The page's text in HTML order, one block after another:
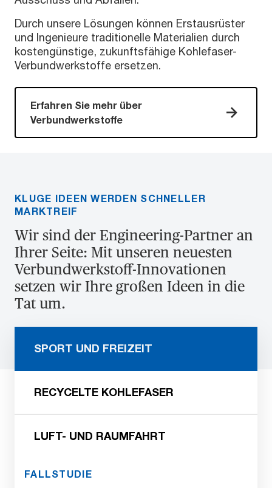
Durch unsere Lösungen können Erstausrüster
und Ingenieure traditionelle Materialien durch
kostengünstige, zukunftsfähige Kohlefaser-
Verbundwerkstoffe ersetzen.
Erfahren Sie mehr über
Verbundwerkstoffe
KLUGE IDEEN WERDEN SCHNELLER
MARKTREIF
Wir sind der Engineering-Partner an
Ihrer Seite: Mit unseren neuesten
Verbundwerkstoff-Innovationen
setzen wir Ihre großen Ideen in die
Tat um.
SPORT UND FREIZEIT
RECYCELTE KOHLEFASER
LUFT- UND RAUMFAHRT
FALLSTUDIE